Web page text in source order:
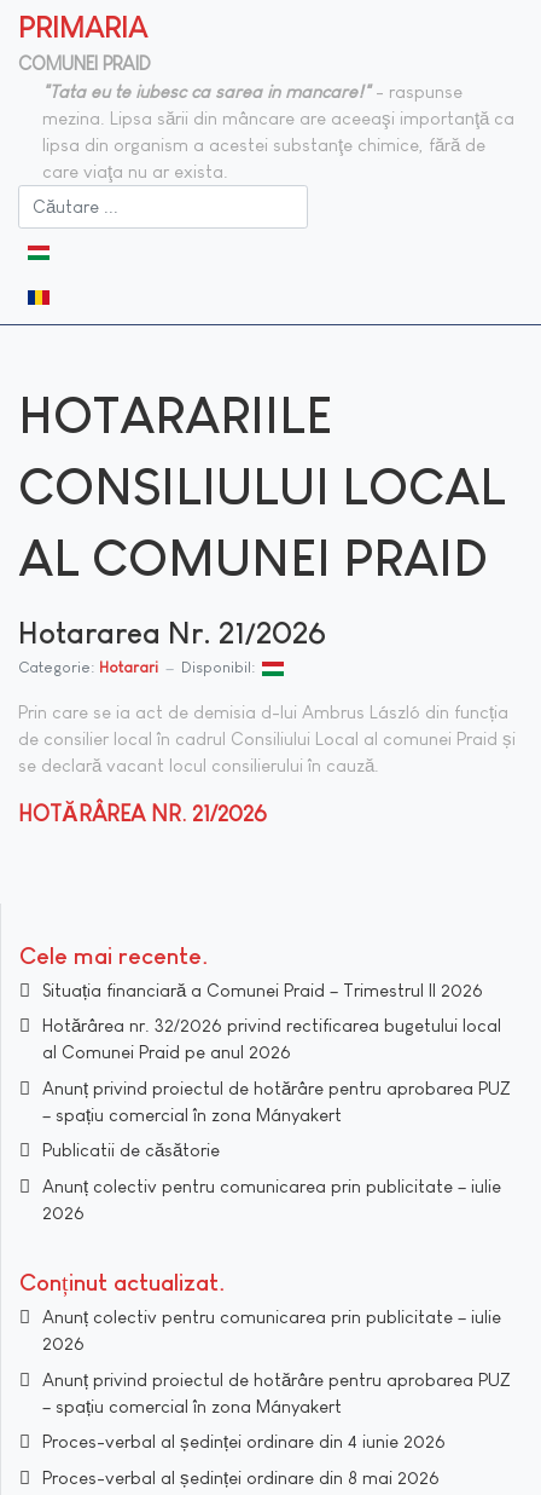
PRIMARIA
COMUNEI PRAID
"Tata eu te iubesc ca sarea in mancare!"- raspunse
mezina. Lipsa sării din mâncare are aceeaşi importanţă ca
lipsa din organism a acestei substanţe chimice, fără de
care viaţa nu ar exista.
HOTARARIILE
CONSILIULUI LOCAL
AL COMUNEI PRAID
Hotararea Nr. 21/2026
Categorie: Hotarari Disponibil:
Prin care se ia act de demisia d-lui Ambrus László din funcția
de consilier local în cadrul Consiliului Local al comunei Praid și
se declară vacant locul consilierului în cauză.
HOTĂRÂREA NR. 21/2026
Cele mai recente
Situația financiară a Comunei Praid – Trimestrul II 2026
Hotărârea nr. 32/2026 privind rectificarea bugetului local
al Comunei Praid pe anul 2026
Anunț privind proiectul de hotărâre pentru aprobarea PUZ
– spațiu comercial în zona Mányakert
Publicatii de căsătorie
Anunț colectiv pentru comunicarea prin publicitate – iulie
2026
Conținut actualizat
Anunț colectiv pentru comunicarea prin publicitate – iulie
2026
Anunț privind proiectul de hotărâre pentru aprobarea PUZ
– spațiu comercial în zona Mányakert
Proces-verbal al ședinței ordinare din 4 iunie 2026
Proces-verbal al ședinței ordinare din 8 mai 2026